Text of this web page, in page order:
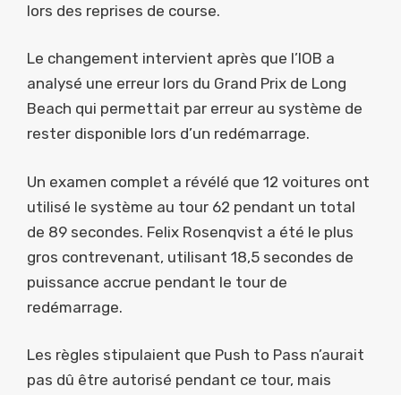
lors des reprises de course.
Le changement intervient après que l’IOB a
analysé une erreur lors du Grand Prix de Long
Beach qui permettait par erreur au système de
rester disponible lors d’un redémarrage.
Un examen complet a révélé que 12 voitures ont
utilisé le système au tour 62 pendant un total
de 89 secondes. Felix Rosenqvist a été le plus
gros contrevenant, utilisant 18,5 secondes de
puissance accrue pendant le tour de
redémarrage.
Les règles stipulaient que Push to Pass n’aurait
pas dû être autorisé pendant ce tour, mais